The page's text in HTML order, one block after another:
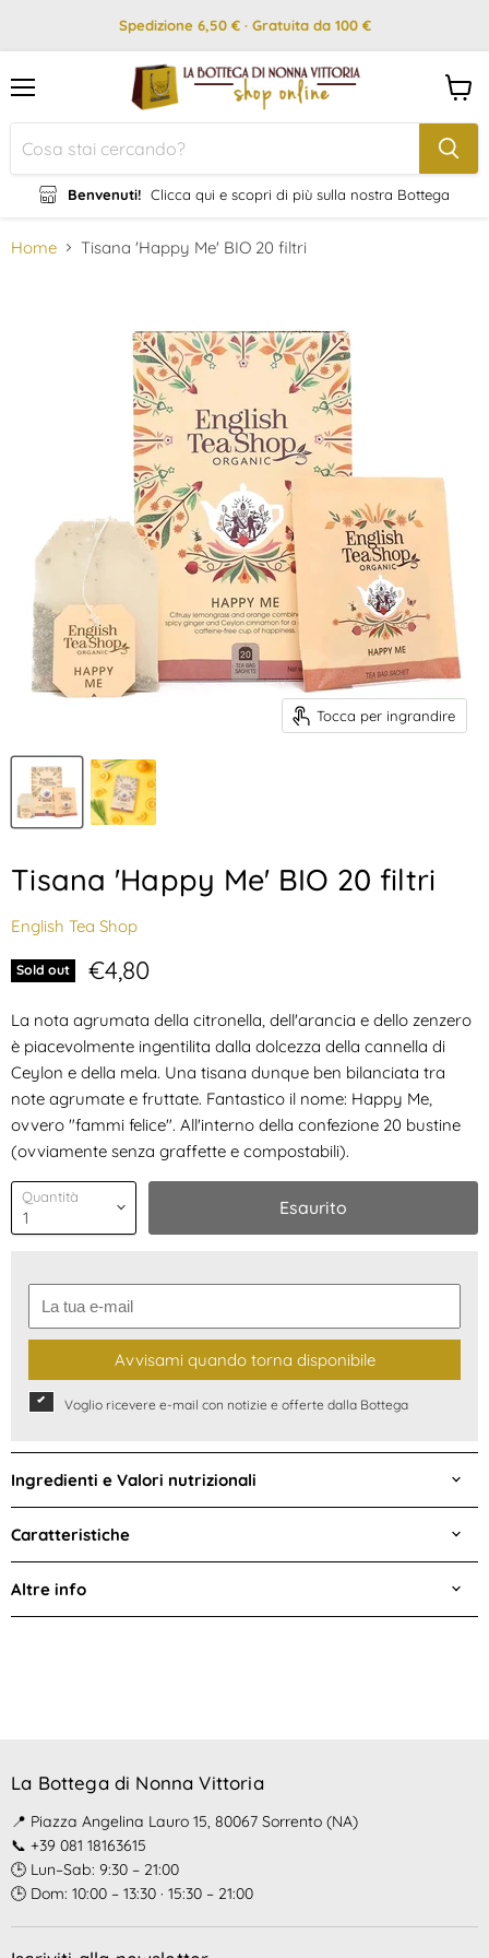
Spedizione 6,50 € · Gratuita da 100 €
Benvenuti! Clicca qui e scopri di più sulla nostra Bottega
il
Home Tisana 'Happy Me' BIO 20 filtri
Tocca per ingrandire
Tisana 'Happy Me' BIO 20 filtri
English Tea Shop
Sold out Prezzo attuale
€4,80
La nota agrumata della citronella, dell'arancia e dello zenzero
è piacevolmente ingentilita dalla dolcezza della cannella di
Ceylon e della mela. Una tisana dunque ben bilanciata tra
note agrumate e fruttate. Fantastico il nome: Happy Me,
ovvero "fammi felice". All'interno della confezione 20 bustine
(ovviamente senza graffette e compostabili).
Quantità
Esaurito
Avvisami quando torna disponibile
Voglio ricevere e-mail con notizie e offerte dalla Bottega
Ingredienti e Valori nutrizionali
Caratteristiche
Altre info
La Bottega di Nonna Vittoria
📍 Piazza Angelina Lauro 15, 80067 Sorrento (NA)
📞 +39 081 18163615
🕒 Lun–Sab: 9:30 – 21:00
🕒 Dom: 10:00 – 13:30 · 15:30 – 21:00